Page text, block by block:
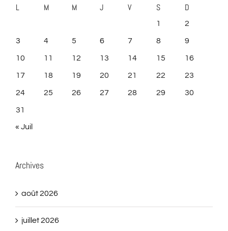
L M M J V S D
1 2
3 4 5 6 7 8 9
10 11 12 13 14 15 16
17 18 19 20 21 22 23
24 25 26 27 28 29 30
31
« Juil
Archives
août 2026
juillet 2026